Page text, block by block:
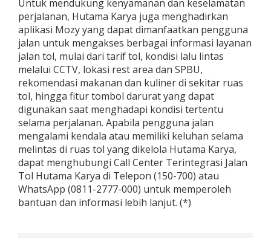
Untuk mendukung kenyamanan dan keselamatan
perjalanan, Hutama Karya juga menghadirkan
aplikasi Mozy yang dapat dimanfaatkan pengguna
jalan untuk mengakses berbagai informasi layanan
jalan tol, mulai dari tarif tol, kondisi lalu lintas
melalui CCTV, lokasi rest area dan SPBU,
rekomendasi makanan dan kuliner di sekitar ruas
tol, hingga fitur tombol darurat yang dapat
digunakan saat menghadapi kondisi tertentu
selama perjalanan. Apabila pengguna jalan
mengalami kendala atau memiliki keluhan selama
melintas di ruas tol yang dikelola Hutama Karya,
dapat menghubungi Call Center Terintegrasi Jalan
Tol Hutama Karya di Telepon (150-700) atau
WhatsApp (0811-2777-000) untuk memperoleh
bantuan dan informasi lebih lanjut. (*)